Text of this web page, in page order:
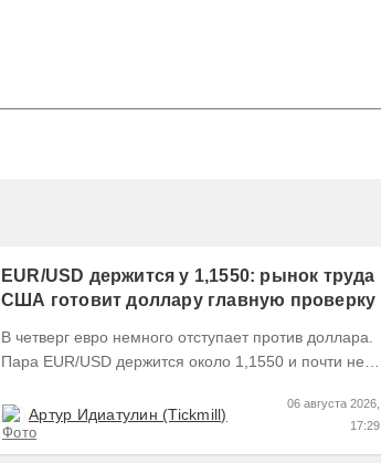
EUR/USD держится у 1,1550: рынок труда
США готовит доллару главную проверку
В четверг евро немного отступает против доллара.
Пара EUR/USD держится около 1,1550 и почти не
Артур Идиатулин (Tickmill)
06 августа 2026,
17:29